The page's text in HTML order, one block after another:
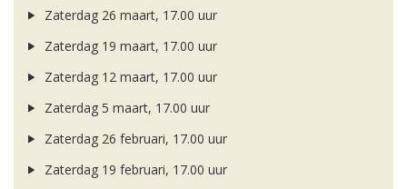
Zaterdag 26 maart, 17.00 uur
Zaterdag 19 maart, 17.00 uur
Zaterdag 12 maart, 17.00 uur
Zaterdag 5 maart, 17.00 uur
Zaterdag 26 februari, 17.00 uur
Zaterdag 19 februari, 17.00 uur